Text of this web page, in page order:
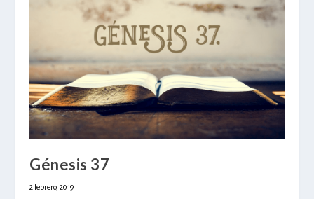
Génesis 37
2 febrero, 2019